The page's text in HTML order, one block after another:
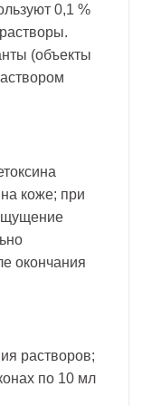
0,1 %
(объекты
коже; при
окончания
растворов;
по 10 мл